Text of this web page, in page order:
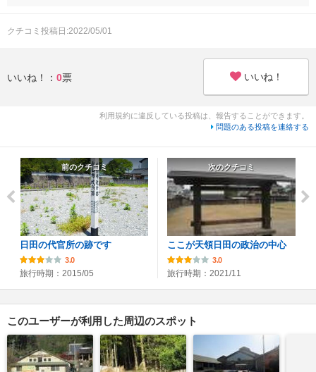
クチコミ投稿日:2022/05/01
いいね！： 0票 いいね！
利用規約に違反している投稿は、報告することができます。
問題のある投稿を連絡する
前のクチコミ
日田の代官所の跡です
3.0
旅行時期：2015/05
次のクチコミ
ここが天領日田の政治の中心
3.0
旅行時期：2021/11
このユーザーが利用した周辺のスポット